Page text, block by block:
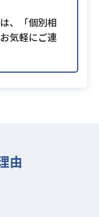
、「個別相
気軽にご連
由